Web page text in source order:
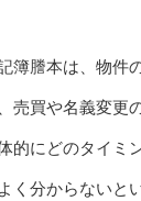
簿謄本は、物件
売買や名義変更
的にどのタイミ
く分からないと